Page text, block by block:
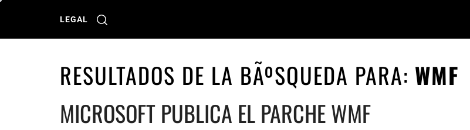
LEGAL
RESULTADOS DE LA BÃºSQUEDA PARA: WMF
MICROSOFT PUBLICA EL PARCHE WMF